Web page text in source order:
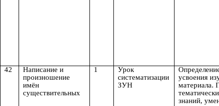
42
Написание и
произношение
имён
существительных
1
Урок
систематизации
ЗУН
усвоения
материала.
знаний,